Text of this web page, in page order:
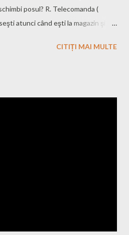
posul? R. Telecomanda (
atunci când eşti la magazin şi
CITIȚI MAI MULTE